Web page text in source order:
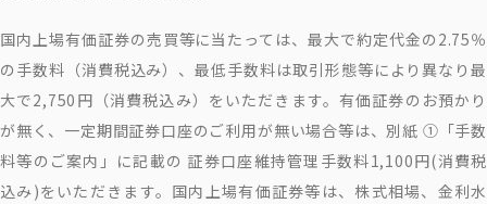
国内上場有価証券の売買等に当たっては、最大で約定代金の2.75％
の手数料（消費税込み）、最低手数料は取引形態等により異なり最
大で2,750円（消費税込み）をいただきます。有価証券のお預かり
が無く、一定期間証券口座のご利用が無い場合等は、別紙 ①「手数
料等のご案内」に記載の 証券口座維持管理手数料1,100円(消費税
込み)をいただきます。国内上場有価証券等は、株式相場、金利水